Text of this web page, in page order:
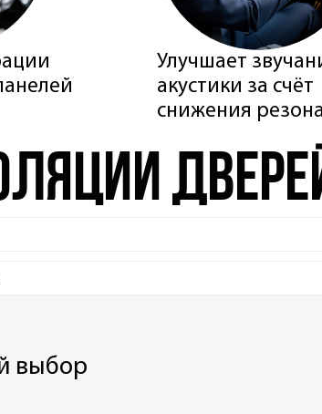
Улучшает
акустики за счёт
снижения
выбор